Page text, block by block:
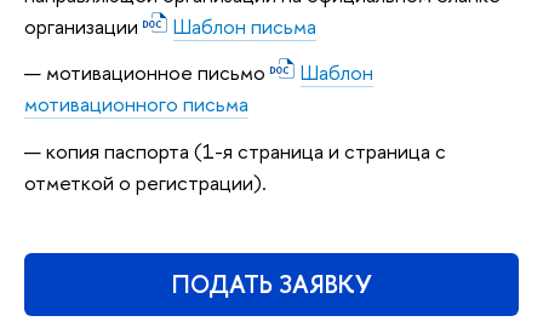
организации
Шаблон письма
мотивационное письмо
Шаблон
мотивационного письма
копия паспорта (1-я страница и страница с
отметкой о регистрации).
ПОДАТЬ ЗАЯВКУ